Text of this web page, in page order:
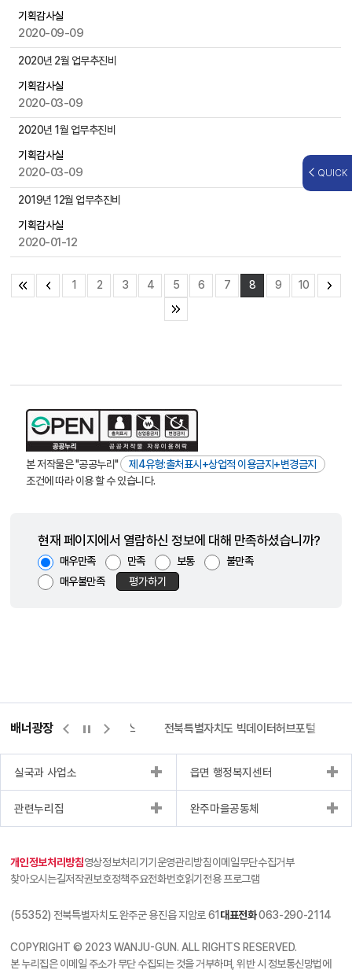
,
기획감사실
2020-09-09
2020년 2월 업무추진비
기획감사실
2020-03-09
2020년 1월 업무추진비
기획감사실
2020-03-09
2019년 12월 업무추진비
기획감사실
2020-01-12
1 2 3 4 5 6 7 8 9 10
본 저작물은 "공공누리"
제4유형:출처표시+상업적 이용금지+변경금지
조건에 따라 이용 할 수 있습니다.
현재 페이지에서 열람하신 정보에 대해 만족하셨습니까?
매우만족 만족 보통
불만족
매우불만족
평가하기
QUICK
배너광장
량바로처리센터 위택스 전북특별자치도 빅데이터허브포털
실국과 사업소 읍면 행정복지센터
관련누리집 완주마을공동체
개인정보처리방침영상정보처리기기운영관리방침이메일무단수집거부
찾아오시는길저작권보호정책주요전화번호읽기전용 프로그램
(55352) 전북특별자치도 완주군 용진읍 지암로 61대표전화063-290-2114
COPYRIGHT © 2023 WANJU-GUN. ALL RIGHTS RESERVED.
본 누리집은 이메일 주소가 무단 수집되는 것을 거부하며, 위반 시 정보통신망법에